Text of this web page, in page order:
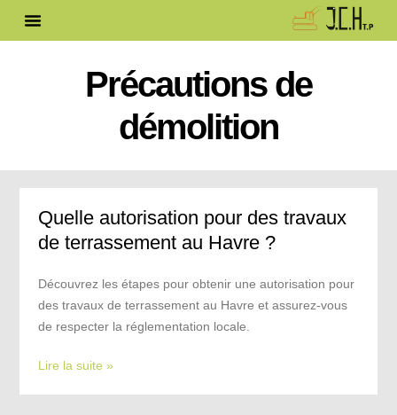
Précautions de
démolition
Quelle autorisation pour des travaux
de terrassement au Havre ?
Découvrez les étapes pour obtenir une autorisation pour
des travaux de terrassement au Havre et assurez-vous
de respecter la réglementation locale.
Lire la suite »